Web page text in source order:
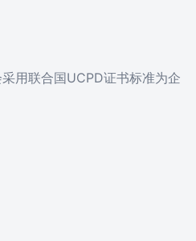
用联合国UCPD证书标准为企